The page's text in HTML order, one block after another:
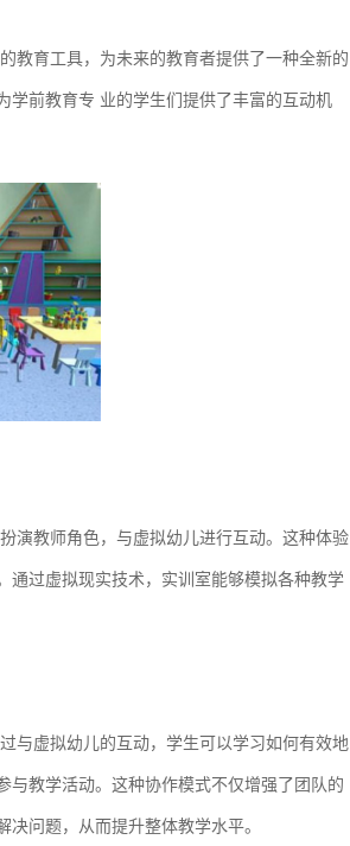
教育工具，为未来的教育者提供了一种全新的
学前教育专 业的学生们提供了丰富的互动机
演教师角色，与虚拟幼儿进行互动。这种体验
通过虚拟现实技术，实训室能够模拟各种教学
与虚拟幼儿的互动，学生可以学习如何有效地
与教学活动。这种协作模式不仅增强了团队的
问题，从而提升整体教学水平。